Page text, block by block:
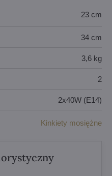
23 cm
34 cm
3,6 kg
2
2x40W (E14)
Kinkiety mosiężne